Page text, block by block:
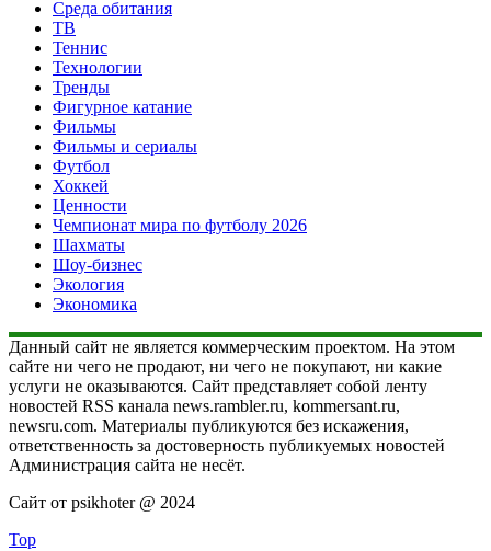
Среда обитания
ТВ
Теннис
Технологии
Тренды
Фигурное катание
Фильмы
Фильмы и сериалы
Футбол
Хоккей
Ценности
Чемпионат мира по футболу 2026
Шахматы
Шоу-бизнес
Экология
Экономика
Данный сайт не является коммерческим проектом. На этом
сайте ни чего не продают, ни чего не покупают, ни какие
услуги не оказываются. Сайт представляет собой ленту
новостей RSS канала news.rambler.ru, kommersant.ru,
newsru.com. Материалы публикуются без искажения,
ответственность за достоверность публикуемых новостей
Администрация сайта не несёт.
Сайт от psikhoter @ 2024
Top